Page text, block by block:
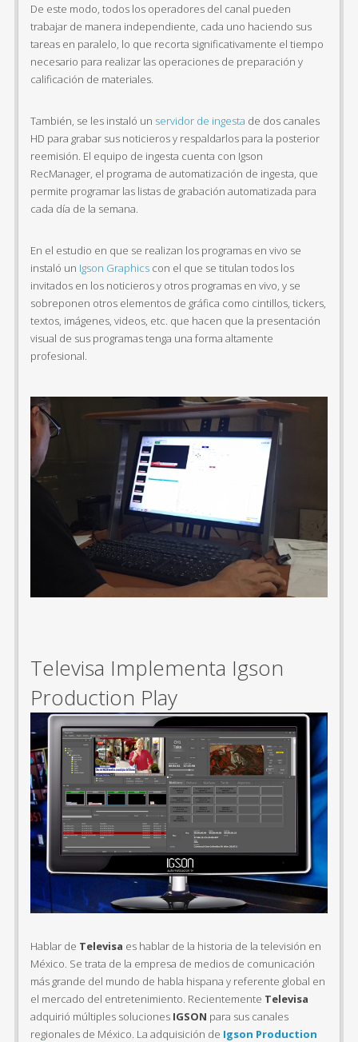
De este modo, todos los operadores del canal pueden
trabajar de manera independiente, cada uno haciendo sus
tareas en paralelo, lo que recorta significativamente el tiempo
necesario para realizar las operaciones de preparación y
calificación de materiales.
También, se les instaló un servidor de ingesta de dos canales
HD para grabar sus noticieros y respaldarlos para la posterior
reemisión. El equipo de ingesta cuenta con Igson
RecManager, el programa de automatización de ingesta, que
permite programar las listas de grabación automatizada para
cada día de la semana.
En el estudio en que se realizan los programas en vivo se
instaló un Igson Graphics con el que se titulan todos los
invitados en los noticieros y otros programas en vivo, y se
sobreponen otros elementos de gráfica como cintillos, tickers,
textos, imágenes, videos, etc. que hacen que la presentación
visual de sus programas tenga una forma altamente
profesional.
Televisa Implementa Igson
Production Play
Hablar de Televisa es hablar de la historia de la televisión en
México. Se trata de la empresa de medios de comunicación
más grande del mundo de habla hispana y referente global en
el mercado del entretenimiento. Recientemente Televisa
adquirió múltiples soluciones IGSON para sus canales
regionales de México. La adquisición de Igson Production